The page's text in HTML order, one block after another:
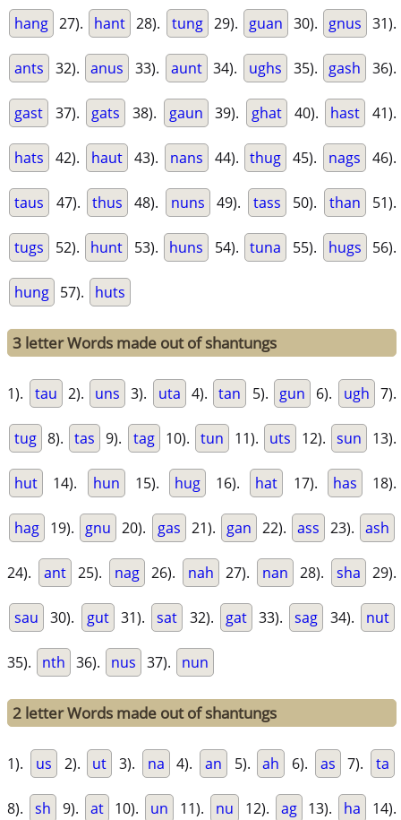
hang 27). hant 28). tung 29). guan 30). gnus 31).
ants 32). anus 33). aunt 34). ughs 35). gash 36).
gast 37). gats 38). gaun 39). ghat 40). hast 41).
hats 42). haut 43). nans 44). thug 45). nags 46).
taus 47). thus 48). nuns 49). tass 50). than 51).
tugs 52). hunt 53). huns 54). tuna 55). hugs 56).
hung 57). huts
3 letter Words made out of shantungs
1). tau 2). uns 3). uta 4). tan 5). gun 6). ugh 7).
tug 8). tas 9). tag 10). tun 11). uts 12). sun 13).
hut 14). hun 15). hug 16). hat 17). has 18).
hag 19). gnu 20). gas 21). gan 22). ass 23). ash
24). ant 25). nag 26). nah 27). nan 28). sha 29).
sau 30). gut 31). sat 32). gat 33). sag 34). nut
35). nth 36). nus 37). nun
2 letter Words made out of shantungs
1). us 2). ut 3). na 4). an 5). ah 6). as 7). ta
8). sh 9). at 10). un 11). nu 12). ag 13). ha 14).